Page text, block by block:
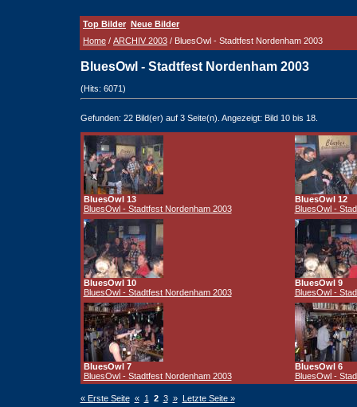
Top Bilder Neue Bilder
Home / ARCHIV 2003 / BluesOwl - Stadtfest Nordenham 2003
BluesOwl - Stadtfest Nordenham 2003
(Hits: 6071)
Gefunden: 22 Bild(er) auf 3 Seite(n). Angezeigt: Bild 10 bis 18.
BluesOwl 13
BluesOwl - Stadtfest Nordenham 2003
BluesOwl 12
BluesOwl -
BluesOwl 10
BluesOwl - Stadtfest Nordenham 2003
BluesOwl 9
BluesOwl -
BluesOwl 7
BluesOwl - Stadtfest Nordenham 2003
BluesOwl 6
BluesOwl -
« Erste Seite « 1 2 3 » Letzte Seite »